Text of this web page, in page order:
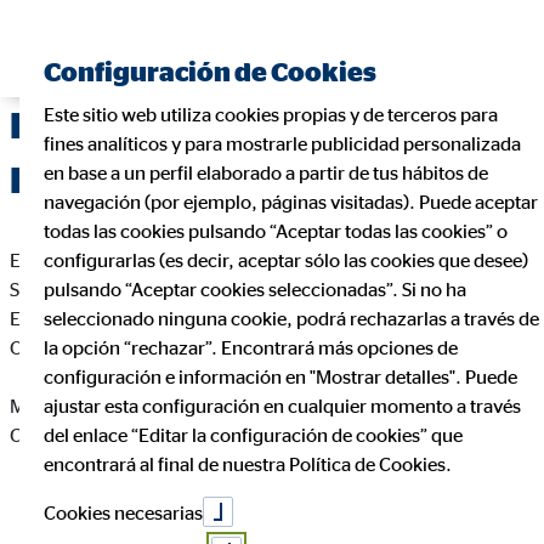
Delegación de OVB Allfinanz
España S.A. en
En cumplimiento de la Ley 34/2002 de Servicios de la
Sociedad de la Información y de Comercio Electrónico de
España, le informamos que esta página web es propiedad de
OVB Allfinanz España S.A., siendo sus datos identificativos
Miguel Ochoa Belloso
Coordinador de Zona para OVB
Configuración de Cookies
Este sitio web utiliza cookies propias y de terceros para
fines analíticos y para mostrarle publicidad personalizada
en base a un perfil elaborado a partir de tus hábitos de
navegación (por ejemplo, páginas visitadas). Puede aceptar
todas las cookies pulsando “Aceptar todas las cookies” o
configurarlas (es decir, aceptar sólo las cookies que desee)
pulsando “Aceptar cookies seleccionadas”. Si no ha
seleccionado ninguna cookie, podrá rechazarlas a través de
la opción “rechazar”. Encontrará más opciones de
configuración e información en "Mostrar detalles". Puede
ajustar esta configuración en cualquier momento a través
del enlace “Editar la configuración de cookies” que
encontrará al final de nuestra Política de Cookies.
Cookies necesarias